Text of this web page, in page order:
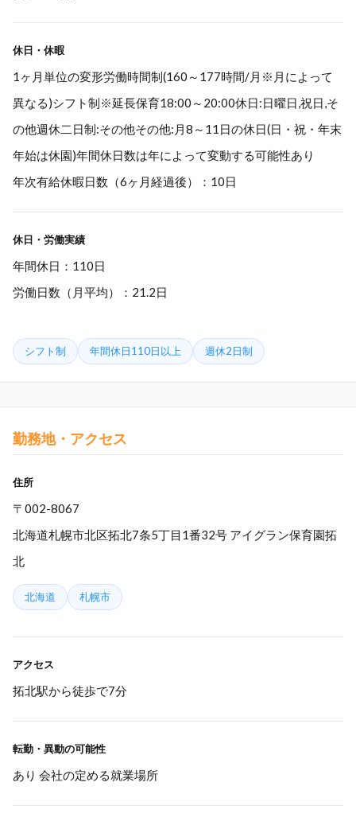
休日・休暇
1ヶ月単位の変形労働時間制(160～177時間/月※月によって
異なる)シフト制※延長保育18:00～20:00休日:日曜日,祝日,そ
の他週休二日制:その他その他:月8～11日の休日(日・祝・年末
年始は休園)年間休日数は年によって変動する可能性あり
年次有給休暇日数（6ヶ月経過後）：10日
休日・労働実績
年間休日：110日
労働日数（月平均）：21.2日
シフト制 年間休日110日以上 週休2日制
勤務地・アクセス
住所
〒002-8067
北海道札幌市北区拓北7条5丁目1番32号 アイグラン保育園拓
北
北海道 札幌市
アクセス
拓北駅から徒歩で7分
転勤・異動の可能性
あり 会社の定める就業場所